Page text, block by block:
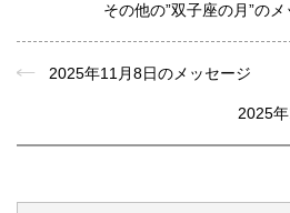
その他の”双子座の月”の
2025年11月8日のメッセージ
2025